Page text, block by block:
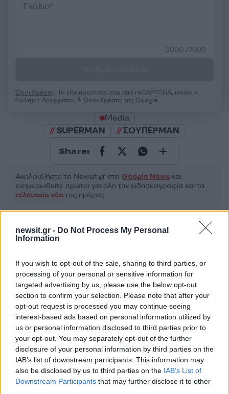
newsit.gr - Do Not Process My Personal
Information
If you wish to opt-out of the sale, sharing to third parties, or
processing of your personal or sensitive information for
targeted advertising by us, please use the below opt-out
section to confirm your selection. Please note that after your
opt-out request is processed you may continue seeing
interest-based ads based on personal information utilized by
us or personal information disclosed to third parties prior to
your opt-out. You may separately opt-out of the further
disclosure of your personal information by third parties on the
IAB’s list of downstream participants. This information may
also be disclosed by us to third parties on the IAB’s List of
Downstream Participants that may further disclose it to other
2000 /2000
Όροι Χρήσης. Το site προστατεύεται από reCAPTCHA, ισχύουν
Πολιτική Απορρήτου &Όροι Χρήσης της Google.
Media
SUPERMAN
ΣΟΥΠΕΡΜΑΝ
Share:
Ακολουθήστε το Νewsit.gr στο Google News και
ενημερωθείτε πρώτοι για όλη την ειδησεογραφία και τα
τελευταία νέα της ημέρας
Πιο δημοφιλή
1 Σέρρες: Βίντεο ντοκουμέντο από το
τροχαίο με νεκρούς μητέρα και γιο – Ο
οδηγός του φορτηγού κατέγραψε τη
σύγκρουση
2Marfin: Η 46χρονη πήρε προθεσμία για να
απολογηθεί την Τρίτη – «Είναι αθώα,
συμμετείχε στη διαδήλωση όπως και
100.000 άτομα»
3Σίντνεϊ Τάουλ: Πέθανε σε ηλικία 26 ετών η
σταρ του TikTok – Kατέγραφε τη ζωή της
με τον καρκίνο